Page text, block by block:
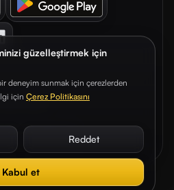
güzelleştirmek için
deneyim sunmak için çerezlerden
için Çerez Politikasını
Reddet
Kabul et
saklıdır.
Gizlilik Sözleşmesi